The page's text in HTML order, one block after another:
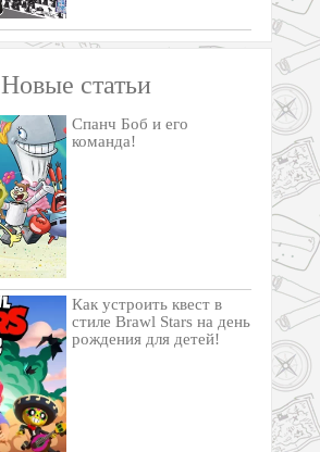
Новые статьи
Спанч Боб и его
команда!
Как устроить квест в
стиле Brawl Stars на день
рождения для детей!